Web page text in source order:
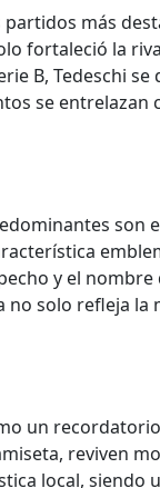
más
fortaleció la
B, Tedeschi se
se entrelazan
son
y el nombre
no solo refleja la
un
reviven
local, siendo